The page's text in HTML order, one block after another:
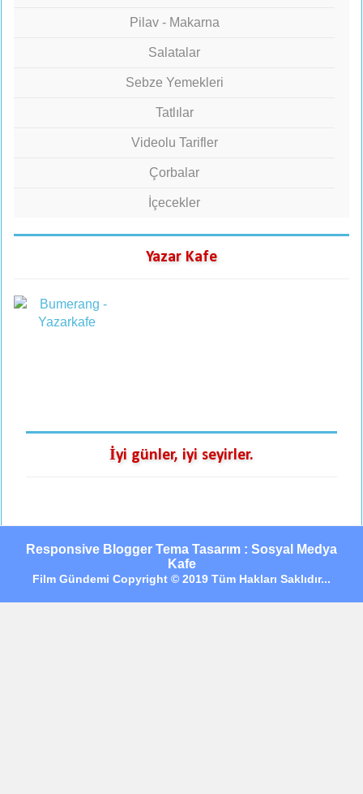
Pilav - Makarna
Salatalar
Sebze Yemekleri
Tatlılar
Videolu Tarifler
Çorbalar
İçecekler
Yazar Kafe
İyi günler, iyi seyirler.
Responsive Blogger Tema Tasarım : Sosyal Medya
Kafe
Film Gündemi Copyright © 2019 Tüm Hakları Saklıdır...